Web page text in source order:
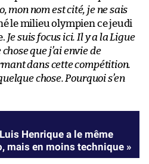
mon nom est cité, je ne sais
le milieu olympien ce jeudi
Je suis focus ici. Il y a la Ligue
que j’ai envie de
dans cette compétition.
chose. Pourquoi s’en
Henrique a le même
mais en moins technique »